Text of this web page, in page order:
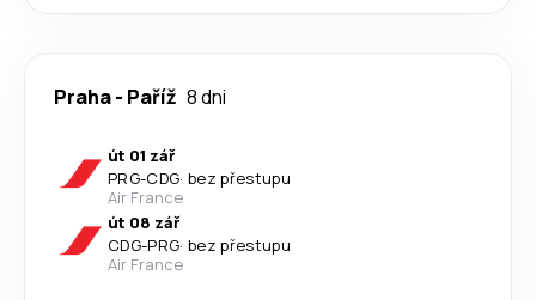
Praha- Paříž 8 dni
út 01 zář
PRG-CDG· bez přestupu
Air France
út 08 zář
CDG-PRG· bez přestupu
Air France